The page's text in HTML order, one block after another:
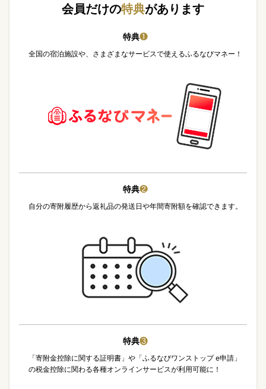
会員だけの特典があります
特典❶
全国の宿泊施設や、さまざまなサービスで使えるふるなびマネー！
特典❷
自分の寄附履歴から返礼品の発送日や年間寄附額を確認できます。
特典❸
「寄附金控除に関する証明書」や「ふるなびワンストップ e申請」
の税金控除に関わる各種オンラインサービスが利用可能に！